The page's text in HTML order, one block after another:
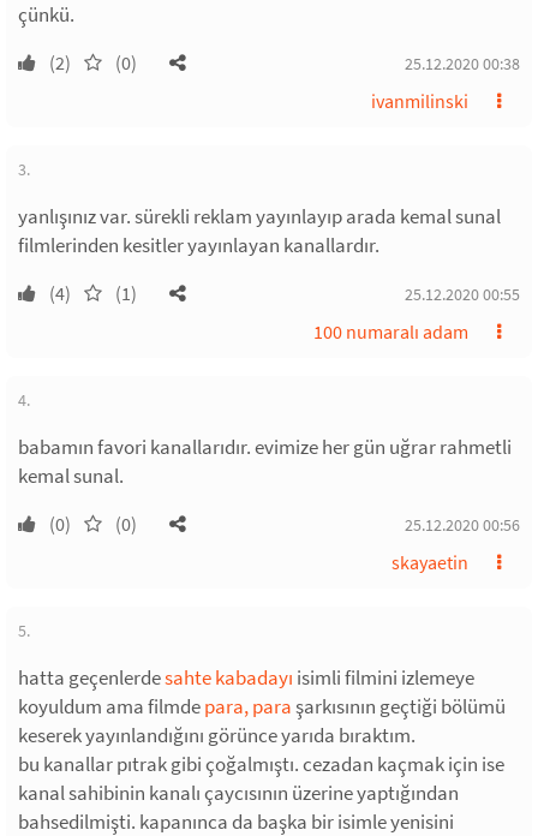
çünkü.
(2) (0) 25.12.2020 00:38
ivanmilinski
3.
yanlışınız var. sürekli reklam yayınlayıp arada kemal sunal
filmlerinden kesitler yayınlayan kanallardır.
(4) (1) 25.12.2020 00:55
100 numaralı adam
4.
babamın favori kanallarıdır. evimize her gün uğrar rahmetli
kemal sunal.
(0) (0) 25.12.2020 00:56
skayaetin
5.
hatta geçenlerdesahte kabadayı isimli filmini izlemeye
koyuldum ama filmdepara, paraşarkısının geçtiği bölümü
keserek yayınlandığını görünce yarıda bıraktım.
bu kanallar pıtrak gibi çoğalmıştı. cezadan kaçmak için ise
kanal sahibinin kanalı çaycısının üzerine yaptığından
bahsedilmişti. kapanınca da başka bir isimle yenisini